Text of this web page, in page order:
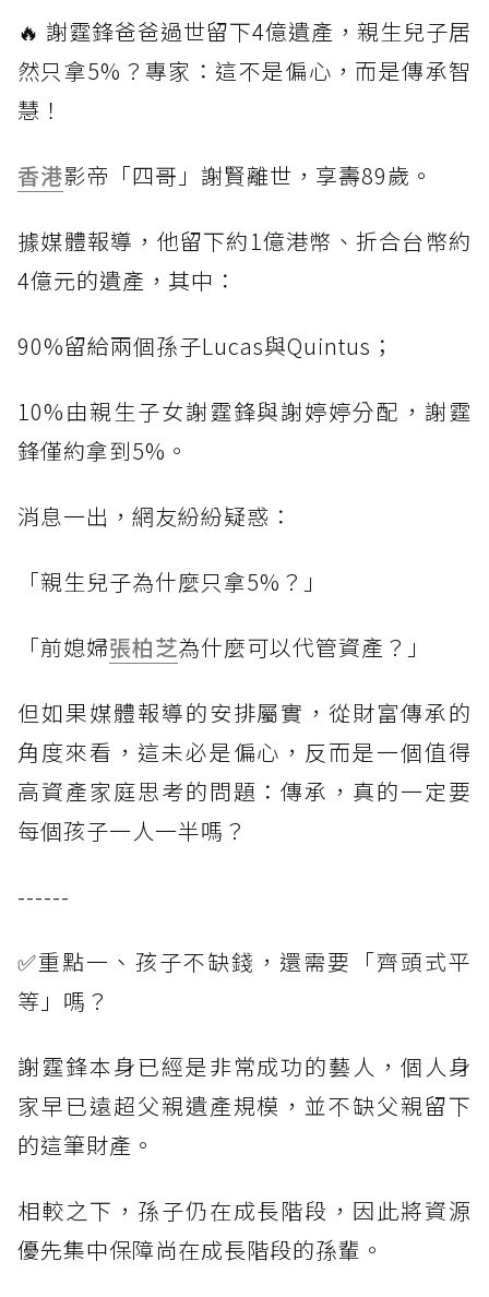
🔥 謝霆鋒爸爸過世留下4億遺產，親生兒子居
然只拿5%？專家：這不是偏心，而是傳承智
慧！
香港影帝「四哥」謝賢離世，享壽89歲。
據媒體報導，他留下約1億港幣、折合台幣約
4億元的遺產，其中：
90%留給兩個孫子Lucas與Quintus；
10%由親生子女謝霆鋒與謝婷婷分配，謝霆
鋒僅約拿到5%。
消息一出，網友紛紛疑惑：
「親生兒子為什麼只拿5%？」
「前媳婦張柏芝為什麼可以代管資產？」
但如果媒體報導的安排屬實，從財富傳承的
角度來看，這未必是偏心，反而是一個值得
高資產家庭思考的問題：傳承，真的一定要
每個孩子一人一半嗎？
------
✅重點一、孩子不缺錢，還需要「齊頭式平
等」嗎？
謝霆鋒本身已經是非常成功的藝人，個人身
家早已遠超父親遺產規模，並不缺父親留下
的這筆財產。
相較之下，孫子仍在成長階段，因此將資源
優先集中保障尚在成長階段的孫輩。